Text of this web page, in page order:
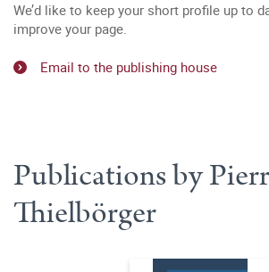
We’d like to keep your short profile up to
improve your page.
Email to the publishing house
Publications by
Thielbörger